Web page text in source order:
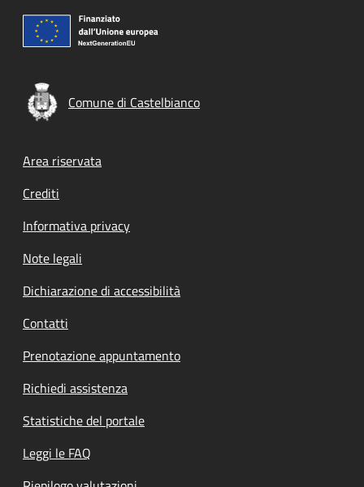
Comune di Castelbianco
Footer menu
Area riservata
Crediti
Informativa privacy
Note legali
Dichiarazione di accessibilità
Contatti
Prenotazione appuntamento
Richiedi assistenza
Statistiche del portale
Leggi le FAQ